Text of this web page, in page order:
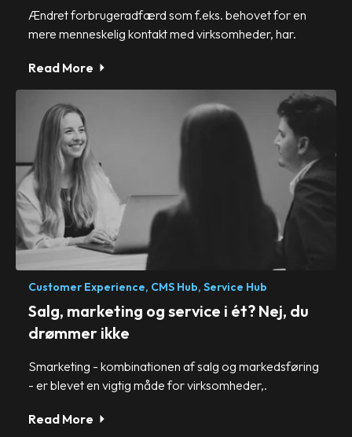
Ændret forbrugeradfærd som f.eks. behovet for en
mere menneskelig kontakt med virksomheder, har.
Read More
Customer Experience, CMS Hub, Service Hub
Salg, marketing og service i ét? Nej, du
drømmer ikke
Smarketing - kombinationen af salg og markedsføring
- er blevet en vigtig måde for virksomheder,.
Read More